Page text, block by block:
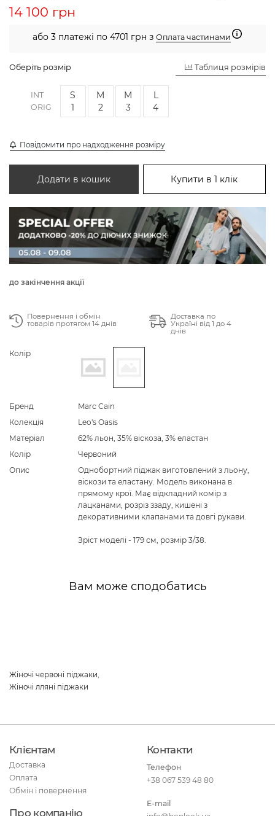
14 100 грн
або 3 платежі по 4701 грн з Оплата частинами
Оберіть розмір Таблиця розмірів
INT
ORIG
S
1
M
2
M
3
L
4
Повідомити про надходження розміру
Додати в кошик Купити в 1 клік
до закінчення акції
Повернення і обмін
товарів протягом 14 днів
Доставка по
Україні від 1 до 4
днів
Колір
Бренд
Marc Cain
Колекція
Leo's Oasis
Матеріал
62% льон, 35% віскоза, 3% еластан
Колір
Червоний
Опис
Однобортний піджак виготовлений з льону,
віскози та еластану. Модель виконана в
прямому крої. Має відкладний комір з
лацканами, розріз ззаду, кишені з
декоративними клапанами та довгі рукави.
Зріст моделі - 179 см, розмір 3/38.
Вам може сподобатись
Жіночі червоні піджаки,
Жіночі лляні піджаки
Клієнтам
Доставка
Оплата
Обмін і повернення
Про компанію
Контакти
Телефон
+38 067 539 48 80
E-mail